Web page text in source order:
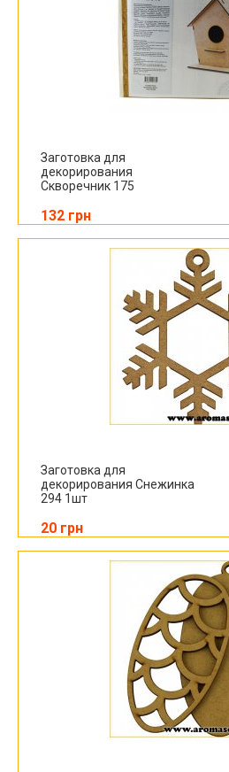
Заготовка для
декорирования
Скворечник 175
132 грн
Заготовка для
декорирования Снежинка
294 1шт
20 грн